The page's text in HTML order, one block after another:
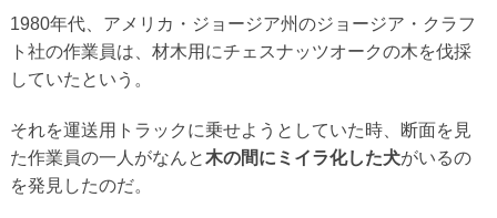
1980年代、アメリカ・ジョージア州のジョージア・クラフ
ト社の作業員は、材木用にチェスナッツオークの木を伐採
していたという。
それを運送用トラックに乗せようとしていた時、断面を見
た作業員の一人がなんと木の間にミイラ化した犬がいるの
を発見したのだ。